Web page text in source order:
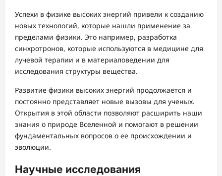
Успехи в физике высоких энергий привели к созданию
новых технологий, которые нашли применение за
пределами физики. Это например, разработка
синхротронов, которые используются в медицине для
лучевой терапии и в материаловедении для
исследования структуры вещества.
Развитие физики высоких энергий продолжается и
постоянно представляет новые вызовы для ученых.
Открытия в этой области позволяют расширить наши
знания о природе Вселенной и помогают в решении
фундаментальных вопросов о ее происхождении и
эволюции.
Научные исследования